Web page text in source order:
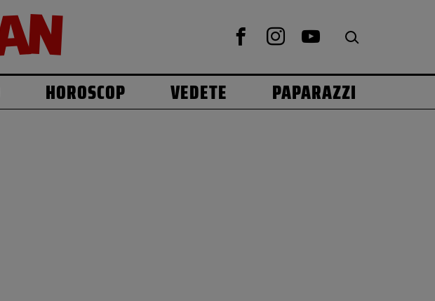
HOROSCOP VEDETE PAPARAZZI